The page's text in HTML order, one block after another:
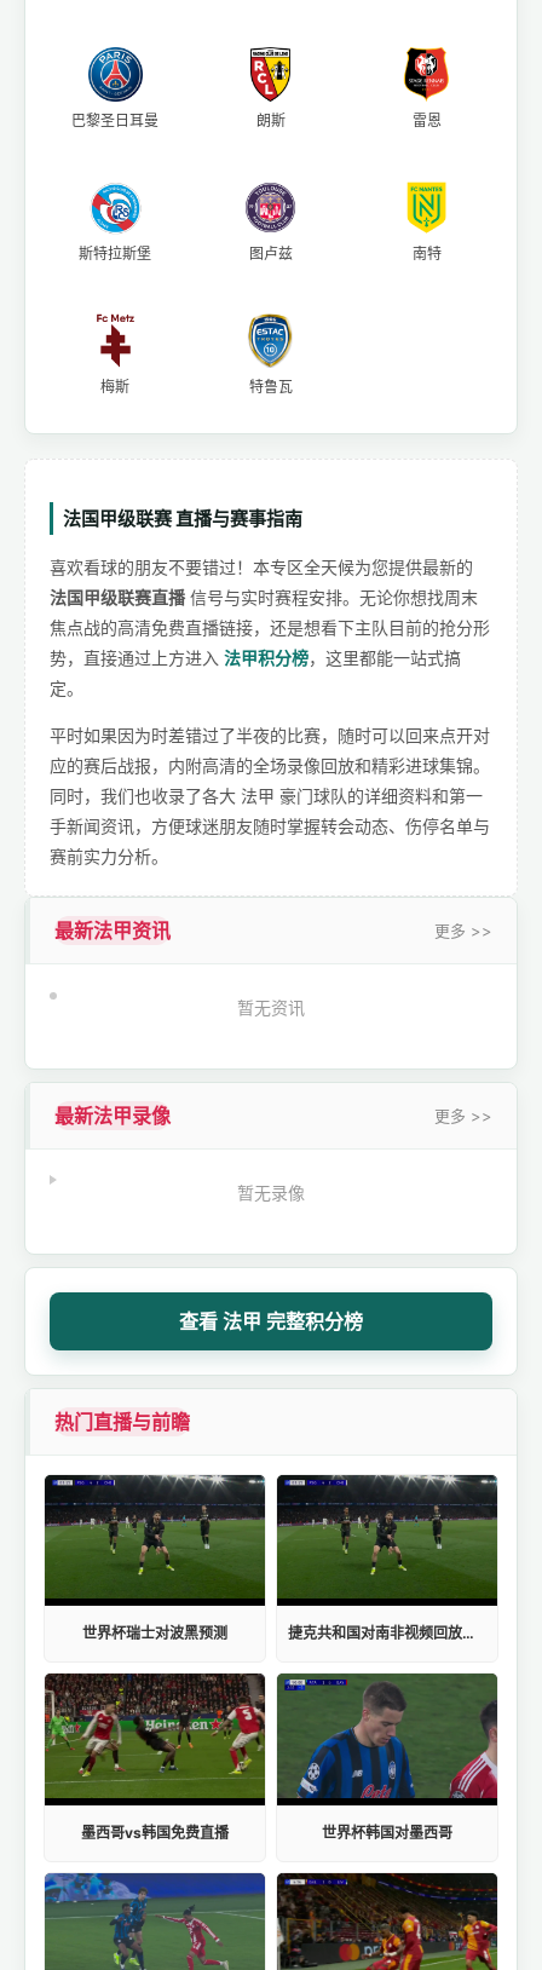
巴黎圣日耳曼 朗斯 雷恩
斯特拉斯堡 图卢兹 南特
梅斯 特鲁瓦
法国甲级联赛 直播与赛事指南
喜欢看球的朋友不要错过！本专区全天候为您提供最新的
法国甲级联赛直播 信号与实时赛程安排。无论你想找周末
焦点战的高清免费直播链接，还是想看下主队目前的抢分形
势，直接通过上方进入 法甲积分榜，这里都能一站式搞
定。
平时如果因为时差错过了半夜的比赛，随时可以回来点开对
应的赛后战报，内附高清的全场录像回放和精彩进球集锦。
同时，我们也收录了各大 法甲 豪门球队的详细资料和第一
手新闻资讯，方便球迷朋友随时掌握转会动态、伤停名单与
赛前实力分析。
最新法甲资讯 更多 >>
暂无资讯
最新法甲录像 更多 >>
暂无录像
查看 法甲 完整积分榜
热门直播与前瞻
世界杯瑞士对波黑预测 捷克共和国对南非视频回放的评价如何
墨西哥vs韩国免费直播 世界杯韩国对墨西哥